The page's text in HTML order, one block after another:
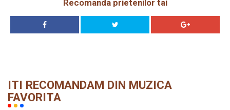
Recomanda prietenilor tai
ITI RECOMANDAM DIN MUZICA
FAVORITA